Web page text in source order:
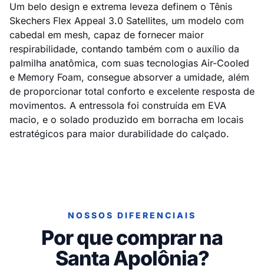
Um belo design e extrema leveza definem o Tênis
Skechers Flex Appeal 3.0 Satellites, um modelo com
cabedal em mesh, capaz de fornecer maior
respirabilidade, contando também com o auxílio da
palmilha anatômica, com suas tecnologias Air-Cooled
e Memory Foam, consegue absorver a umidade, além
de proporcionar total conforto e excelente resposta de
movimentos. A entressola foi construída em EVA
macio, e o solado produzido em borracha em locais
estratégicos para maior durabilidade do calçado.
NOSSOS DIFERENCIAIS
Por que comprar na
Santa Apolônia?